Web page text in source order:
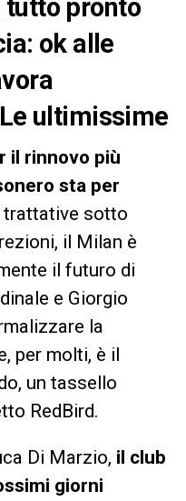
tutto pronto
ok alle
ultimissime
il rinnovo più
sta per
trattative sotto
il Milan è
il futuro di
e Giorgio
la
per molti, è il
un tassello
RedBird.
Di Marzio, il club
giorni